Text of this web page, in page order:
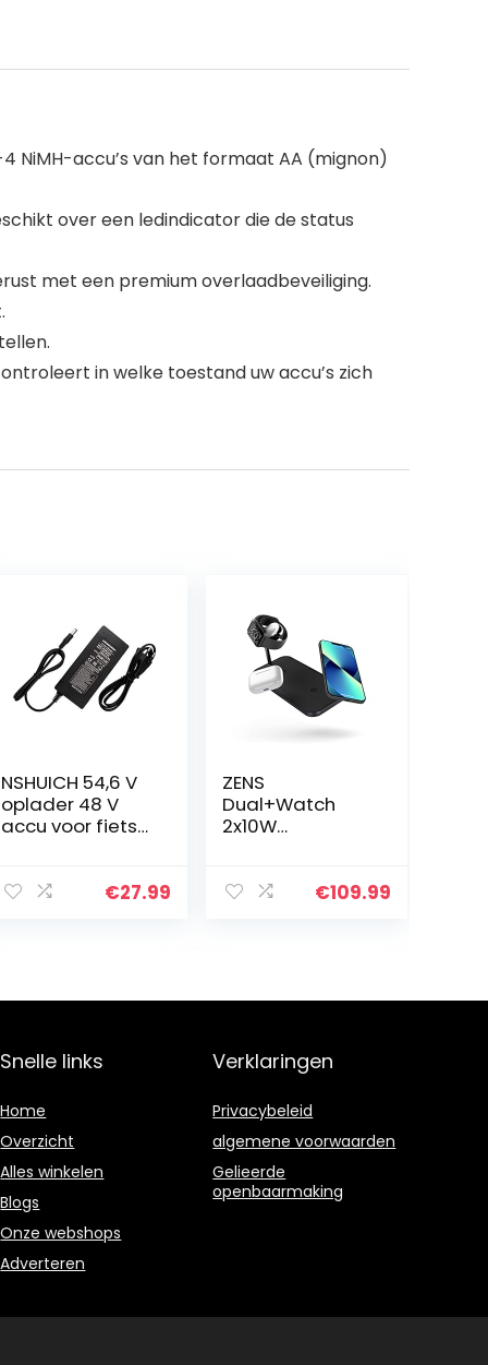
NiMH-accu’s van het formaat AA (mignon)
over een ledindicator die de status
met een premium overlaadbeveiliging.
in welke toestand uw accu’s zich
NSHUICH 54,6 V
oplader 48 V
accu voor fiets
batterijen
€27.99
ZENS
Dual+Watch
2x10W
oplader (Apple
Stroomadapter
€109.99
Snelle links
Home
Overzicht
Alles winkelen
Blogs
Onze webshops
Adverteren
Verklaringen
Privacybeleid
algemene voorwaarden
Gelieerde
openbaarmaking